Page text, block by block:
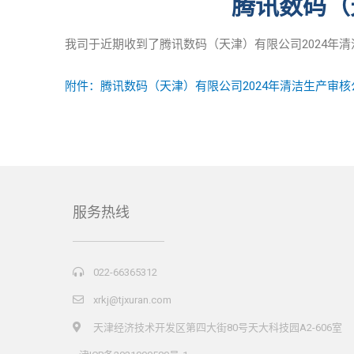
腾讯数码
我司于近期收到了腾讯数码（天津）有限公司2024年
附件： 腾讯数码（天津）有限公司2024年清洁生产审
服务热线
022-66365312
xrkj@tjxuran.com
天津经济技术开发区第四大街80号天大科技园A2-606室